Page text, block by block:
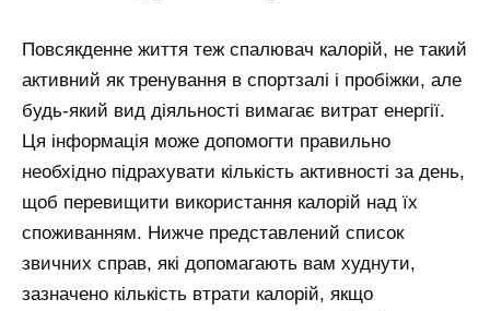
Повсякденне життя теж спалювач калорій, не такий
активний як тренування в спортзалі і пробіжки, але
будь-який вид діяльності вимагає витрат енергії.
Ця інформація може допомогти правильно
необхідно підрахувати кількість активності за день,
щоб перевищити використання калорій над їх
споживанням. Нижче представлений список
звичних справ, які допомагають вам худнути,
зазначено кількість втрати калорій, якщо